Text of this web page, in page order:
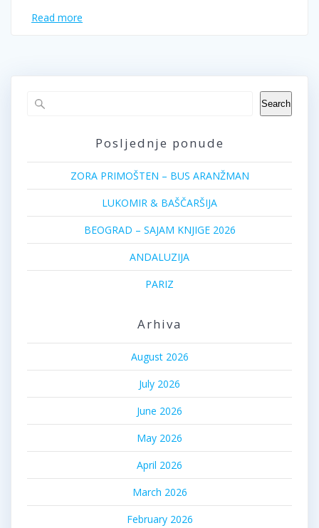
Read more
Search
Posljednje ponude
ZORA PRIMOŠTEN – BUS ARANŽMAN
LUKOMIR & BAŠČARŠIJA
BEOGRAD – SAJAM KNJIGE 2026
ANDALUZIJA
PARIZ
Arhiva
August 2026
July 2026
June 2026
May 2026
April 2026
March 2026
February 2026